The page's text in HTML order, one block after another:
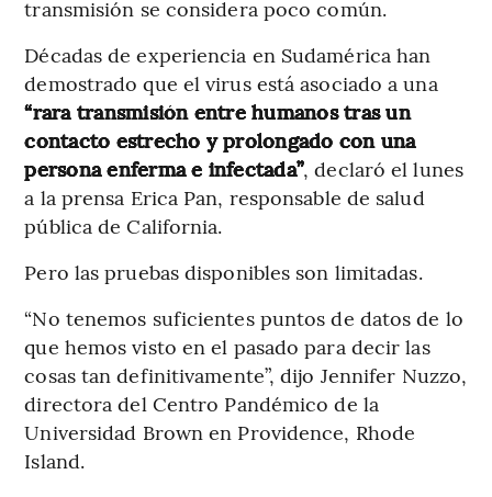
transmisión se considera poco común.
Décadas de experiencia en Sudamérica han
demostrado que el virus está asociado a una
“rara transmisión entre humanos tras un
contacto estrecho y prolongado con una
persona enferma e infectada”, declaró el lunes
a la prensa Erica Pan, responsable de salud
pública de California.
Pero las pruebas disponibles son limitadas.
“No tenemos suficientes puntos de datos de lo
que hemos visto en el pasado para decir las
cosas tan definitivamente”, dijo Jennifer Nuzzo,
directora del Centro Pandémico de la
Universidad Brown en Providence, Rhode
Island.